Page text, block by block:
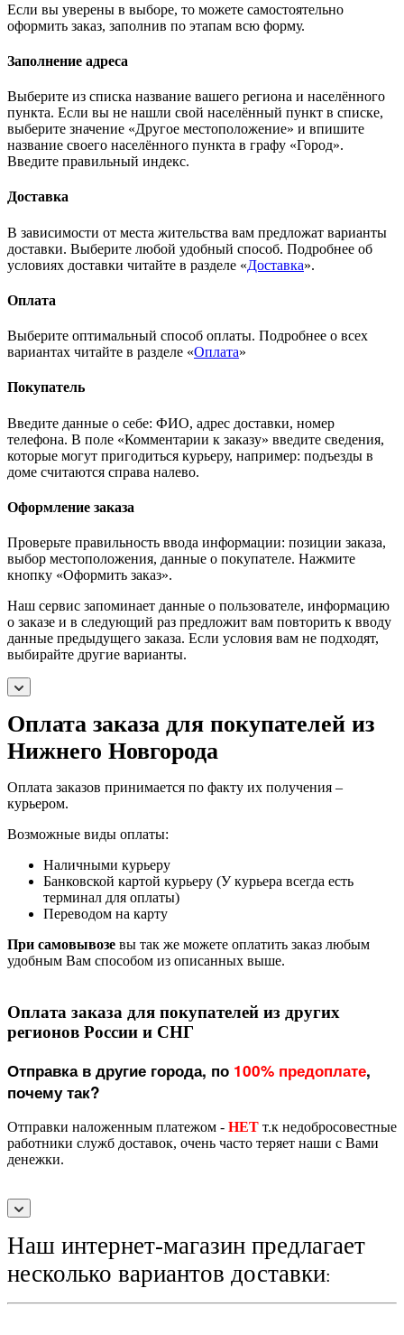
Если вы уверены в выборе, то можете самостоятельно
оформить заказ, заполнив по этапам всю форму.
Заполнение адреса
Выберите из списка название вашего региона и населённого
пункта. Если вы не нашли свой населённый пункт в списке,
выберите значение «Другое местоположение» и впишите
название своего населённого пункта в графу «Город».
Введите правильный индекс.
Доставка
В зависимости от места жительства вам предложат варианты
доставки. Выберите любой удобный способ. Подробнее об
условиях доставки читайте в разделе «Доставка».
Оплата
Выберите оптимальный способ оплаты. Подробнее о всех
вариантах читайте в разделе «Оплата»
Покупатель
Введите данные о себе: ФИО, адрес доставки, номер
телефона. В поле «Комментарии к заказу» введите сведения,
которые могут пригодиться курьеру, например: подъезды в
доме считаются справа налево.
Оформление заказа
Проверьте правильность ввода информации: позиции заказа,
выбор местоположения, данные о покупателе. Нажмите
кнопку «Оформить заказ».
Наш сервис запоминает данные о пользователе, информацию
о заказе и в следующий раз предложит вам повторить к вводу
данные предыдущего заказа. Если условия вам не подходят,
выбирайте другие варианты.
Оплата заказа для покупателей из
Нижнего Новгорода
Оплата заказов принимается по факту их получения –
курьером.
Возможные виды оплаты:
Наличными курьеру
Банковской картой курьеру (У курьера всегда есть
терминал для оплаты)
Переводом на карту
При самовывозе вы так же можете оплатить заказ любым
удобным Вам способом из описанных выше.
Оплата заказа для покупателей из других
регионов России и СНГ
Отправка в другие города, по 100% предоплате,
почему так?
Отправки наложенным платежом - НЕТ т.к недобросовестные
работники служб доставок, очень часто теряет наши с Вами
денежки.
Наш интернет-магазин предлагает
несколько вариантов доставки: